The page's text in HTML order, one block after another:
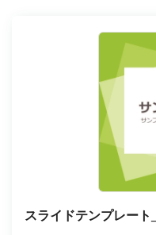
スライドテンプレー